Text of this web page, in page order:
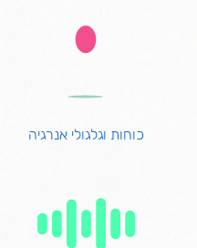
כוחות וגלגולי אנרגיה